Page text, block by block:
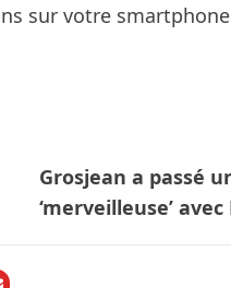
sur votre
Grosjean a passé
‘merveilleuse’ avec